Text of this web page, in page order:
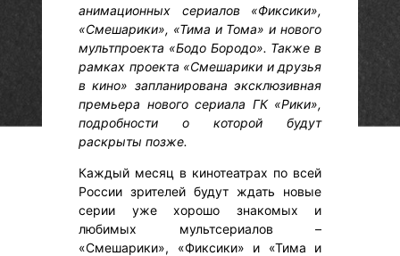
анимационных сериалов «Фиксики»,
«Смешарики», «Тима и Тома» и нового
мультпроекта «Бодо Бородо». Также в
рамках проекта «Смешарики и друзья
в кино» запланирована эксклюзивная
премьера нового сериала ГК «Рики»,
подробности о которой будут
раскрыты позже.
Каждый месяц в кинотеатрах по всей
России зрителей будут ждать новые
серии уже хорошо знакомых и
любимых мультсериалов –
«Смешарики», «Фиксики» и «Тима и